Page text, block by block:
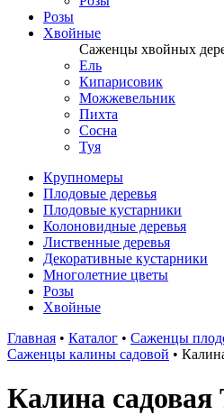
Розы
Хвойные
Саженцы хвойных
Ель
Кипарисовик
Можжевельник
Пихта
Сосна
Туя
Крупномеры
Плодовые деревья
Плодовые кустарники
Колоновидные деревья
Лиственные деревья
Декоративные кустарники
Многолетние цветы
Розы
Хвойные
Главная • Каталог • Саженцы
Саженцы калины садовой •
Калина